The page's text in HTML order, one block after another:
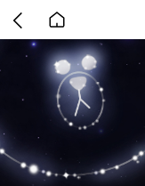
back
to
home